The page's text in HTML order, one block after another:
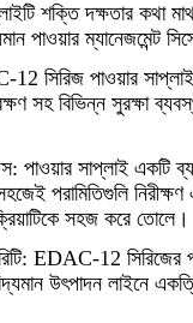
শক্তি দক্ষতার কথা
পাওয়ার ম্যানেজমেন্ট
12 সিরিজ পাওয়ার
সহ বিভিন্ন সুরক্ষা
পাওয়ার সাপ্লাই একটি
পরামিতিগুলি
সহজ করে তোলে।
EDAC-12 সিরিজের
উৎপাদন লাইনে